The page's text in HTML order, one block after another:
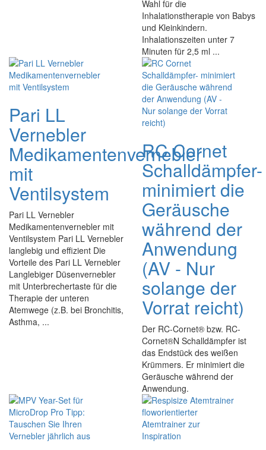
Wahl für die
Inhalationstherapie von Babys
und Kleinkindern.
Inhalationszeiten unter 7
Minuten für 2,5 ml ...
Pari LL
Vernebler
Medikamentenvernebler
mit
Ventilsystem
Pari LL Vernebler
Medikamentenvernebler mit
Ventilsystem Pari LL Vernebler
langlebig und effizient Die
Vorteile des Pari LL Vernebler
Langlebiger Düsenvernebler
mit Unterbrechertaste für die
Therapie der unteren
Atemwege (z.B. bei Bronchitis,
Asthma, ...
RC Cornet
Schalldämpfer-
minimiert die
Geräusche
während der
Anwendung
(AV - Nur
solange der
Vorrat reicht)
Der RC-Cornet® bzw. RC-
Cornet®N Schalldämpfer ist
das Endstück des weißen
Krümmers. Er minimiert die
Geräusche während der
Anwendung.